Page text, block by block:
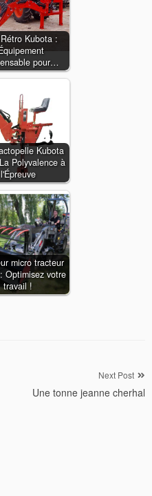
Kubota :
pour…
Kubota
Polyvalence à
l'Épreuve
micro tracteur
Optimisez votre
travail !
Next Post
Une tonne jeanne cherhal